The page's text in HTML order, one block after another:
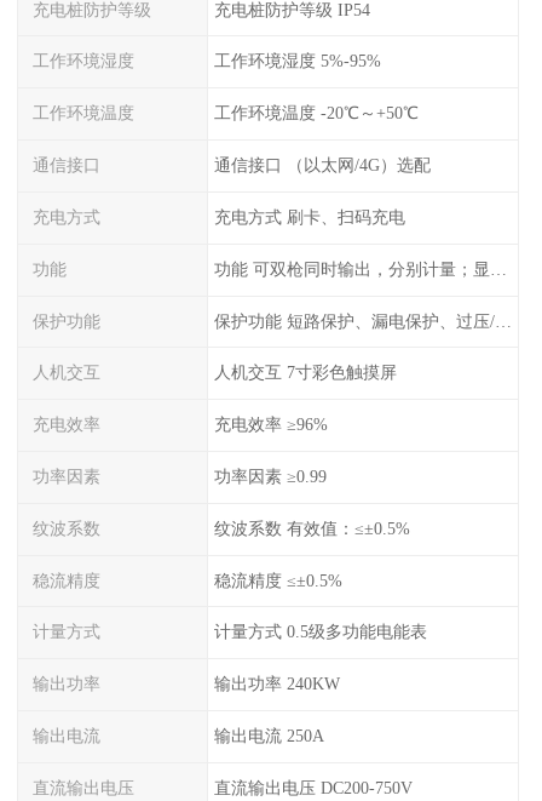
充电桩防护等级 充电桩防护等级 IP54
工作环境湿度 工作环境湿度 5%-95%
工作环境温度 工作环境温度 -20℃～+50℃
通信接口 通信接口 （以太网/4G）选配
充电方式 充电方式 刷卡、扫码充电
功能
保护功能 保护功能 短路保护、漏电保护、过压/欠压保护、过流保护、过温保护、蓄电池反接保护、过充保护
人机交互 人机交互 7寸彩色触摸屏
充电效率 充电效率 ≥96%
功率因素 功率因素 ≥0.99
纹波系数 纹波系数 有效值：≤±0.5%
稳流精度 稳流精度 ≤±0.5%
计量方式 计量方式 0.5级多功能电能表
输出功率 输出功率 240KW
输出电流 输出电流 250A
直流输出电压 直流输出电压 DC200-750V